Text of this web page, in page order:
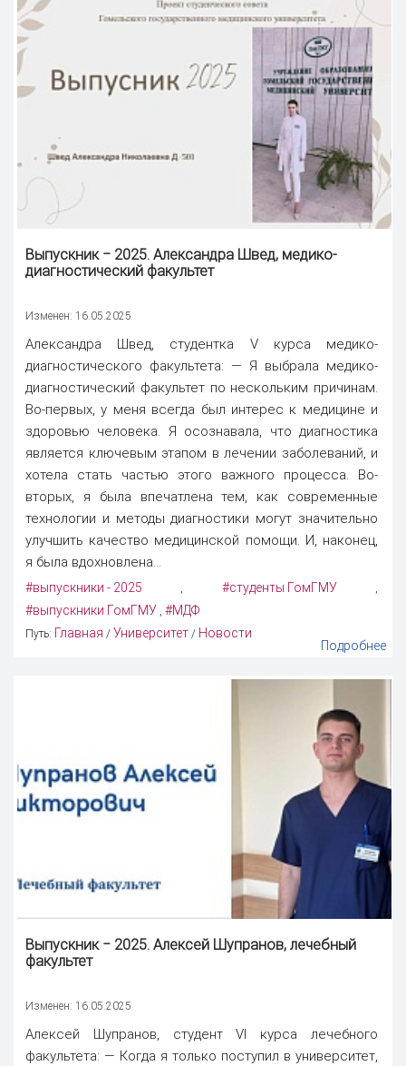
Выпускник ‒ 2025. Александра Швед, медико-
диагностический факультет
Изменен: 16.05.2025
Александра Швед, студентка V курса медико-
диагностического факультета: — Я выбрала медико-
диагностический факультет по нескольким причинам.
Во-первых, у меня всегда был интерес к медицине и
здоровью человека. Я осознавала, что диагностика
является ключевым этапом в лечении заболеваний, и
хотела стать частью этого важного процесса. Во-
вторых, я была впечатлена тем, как современные
технологии и методы диагностики могут значительно
улучшить качество медицинской помощи. И, наконец,
я была вдохновлена...
#выпускники - 2025 #студенты ГомГМУ
#выпускники ГомГМУ #МДФ
Путь: Главная / Университет / Новости
Подробнее
Выпускник ‒ 2025. Алексей Шупранов, лечебный
факультет
Изменен: 16.05.2025
Алексей Шупранов, студент VI курса лечебного
факультета: — Когда я только поступил в университет,